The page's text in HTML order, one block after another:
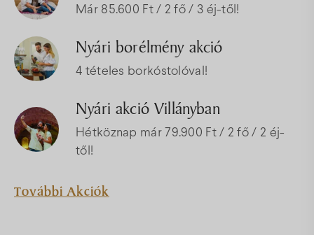
Már 85.600 Ft / 2 fő / 3 éj-től!
Nyári borélmény akció
4 tételes borkóstolóval!
Nyári akció Villányban
Hétköznap már 79.900 Ft / 2 fő / 2 éj-
től!
További Akciók